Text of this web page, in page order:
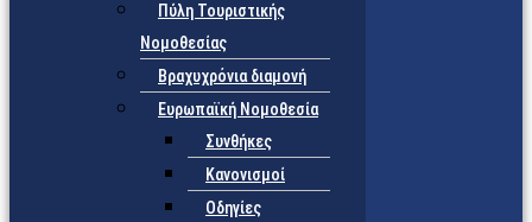
Πύλη Τουριστικής
Νομοθεσίας
Βραχυχρόνια διαμονή
Ευρωπαϊκή Νομοθεσία
Συνθήκες
Κανονισμοί
Οδηγίες